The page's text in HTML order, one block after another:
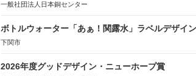
一般社団法人日本銅センター
ボトルウォーター「あぁ！関露水」ラベルデザイ
下関市
2026年度グッドデザイン・ニューホープ賞